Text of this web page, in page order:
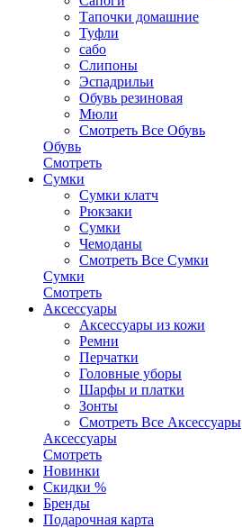
Тапочки домашние
Туфли
сабо
Слипоны
Эспадрильи
Обувь резиновая
Мюли
Смотреть Все Обувь
Обувь
Смотреть
Сумки
Сумки клатч
Рюкзаки
Сумки
Чемоданы
Смотреть Все Сумки
Сумки
Смотреть
Аксессуары
Аксессуары из кожи
Ремни
Перчатки
Головные уборы
Шарфы и платки
Зонты
Смотреть Все Аксессуары
Аксессуары
Смотреть
Новинки
Скидки %
Бренды
Подарочная карта